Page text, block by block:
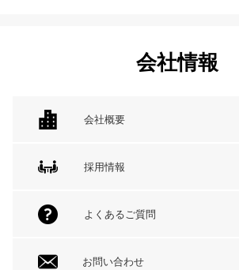
会社情報
会社概要
採用情報
よくあるご質問
お問い合わせ